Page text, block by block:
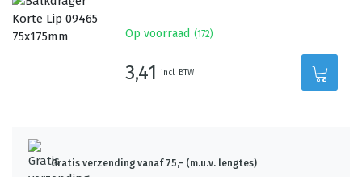
Op voorraad (172)
3,41 incl. BTW
Gratis verzending vanaf 75,- (m.u.v. lengtes)